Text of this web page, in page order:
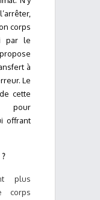
corps
par le
à
Le
cette
pour
offrant
plus
corps